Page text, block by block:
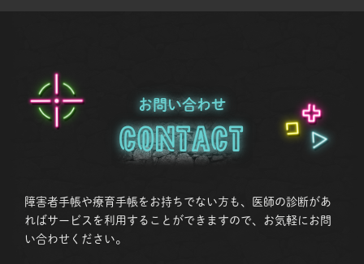
お問い合わせ
Contact
障害者手帳や療育手帳をお持ちでない方も、医師の診断があ
ればサービスを利用することができますので、お気軽にお問
い合わせください。